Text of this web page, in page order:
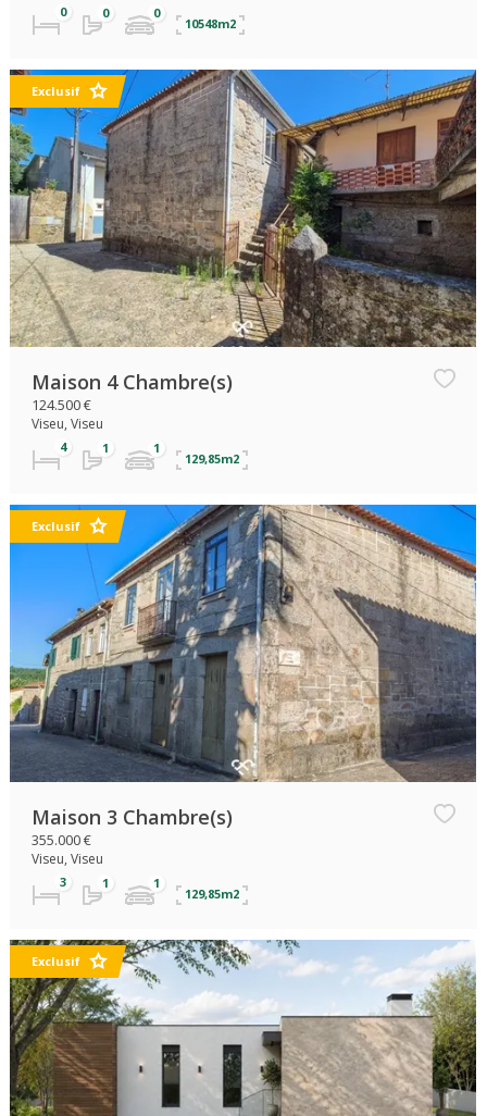
10548m2
Exclusif
Maison 4 Chambre(s)
124.500 €
Viseu, Viseu
129,85m2
Exclusif
Maison 3 Chambre(s)
355.000 €
Viseu, Viseu
129,85m2
Exclusif